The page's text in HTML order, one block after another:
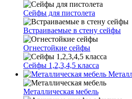
Сейфы для пистолета
Встраиваемые в стену сейфы
Огнестойкие сейфы
Сейфы 1,2,3,4,5 класса
Металлическая мебель